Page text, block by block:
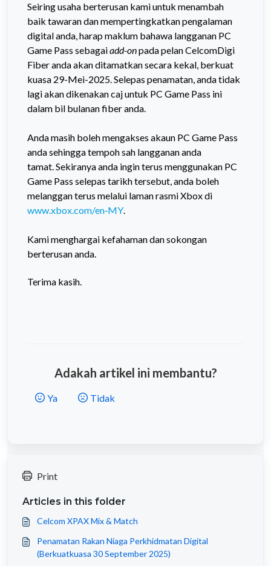
Seiring usaha berterusan kami untuk menambah
baik tawaran dan mempertingkatkan pengalaman
digital anda, harap maklum bahawa langganan PC
Game Pass sebagaiadd-onpada pelan CelcomDigi
Fiber anda akan ditamatkan secara kekal, berkuat
kuasa 29-Mei-2025.Selepas penamatan, anda tidak
lagi akan dikenakan caj untuk PC Game Pass ini
dalam bil bulanan fiber anda.
Anda masih boleh mengakses akaun PC Game Pass
anda sehingga tempoh sah langganan anda
tamat.Sekiranya anda ingin terus menggunakan PC
Game Pass selepas tarikh tersebut, anda boleh
melanggan terus melalui laman rasmi Xbox di
www.xbox.com/en‑MY.
Kami menghargai kefahaman dan sokongan
berterusan anda.
Terima kasih.
Adakah artikel ini membantu?
Tidak
Ya
Print
Articles in this folder
Celcom XPAX Mix & Match
Penamatan Rakan Niaga Perkhidmatan Digital
(Berkuatkuasa 30 September 2025)